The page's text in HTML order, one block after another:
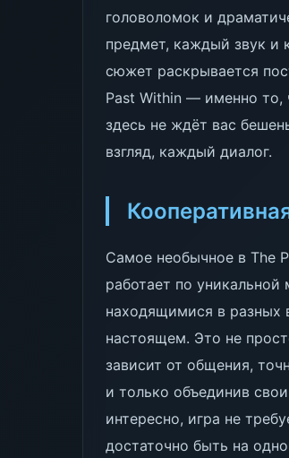
головоломок и
предмет, каждый звук и
сюжет раскрывается
Past Within — именно то,
здесь не ждёт вас
взгляд, каждый диалог.
Самое необычное в The
работает по
находящимися в
настоящем. Это не
зависит от общения,
и только объединив
интересно, игра не
достаточно быть на